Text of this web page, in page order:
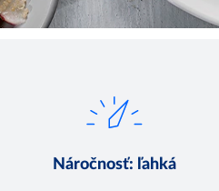
Náročnosť: ľahká